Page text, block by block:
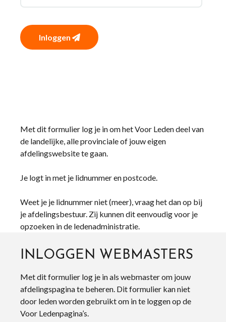
Inloggen
Met dit formulier log je in om het Voor Leden deel van
de landelijke, alle provinciale of jouw eigen
afdelingswebsite te gaan.
Je logt in met je lidnummer en postcode.
Weet je je lidnummer niet (meer), vraag het dan op bij
je afdelingsbestuur. Zij kunnen dit eenvoudig voor je
opzoeken in de ledenadministratie.
INLOGGEN WEBMASTERS
Met dit formulier log je in als webmaster om jouw
afdelingspagina te beheren. Dit formulier kan niet
door leden worden gebruikt om in te loggen op de
Voor Ledenpagina’s.